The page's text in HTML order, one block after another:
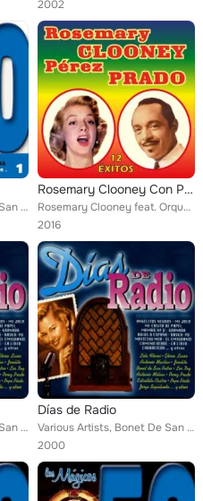
2002
Various Artists, Bonet De San Pedro, Moncho, Juanito Segarra, Orquesta Pérez Prado, Lola Sevilla, Sara Montiel, Antonio Machín, ...
Rosemary Clooney Con Perez Prado - 12 Éxitos
Rosemary Clooney feat. Orquesta Pérez Prado
2016
Various Artists, Bonet De San Pedro, Orquesta Pérez Prado, Los Xey, Juanito Segarra, Niña De La Puebla, Tuna de Derecho y Económ...
Días de Radio
Various Artists, Bonet De San Pedro, Orquesta Pérez Prado, Los Xey, Juanito Segarra, Niña De La Puebla, Tuna de Derecho y Económ...
2000